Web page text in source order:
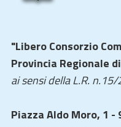
"Libero Consorzio
Provincia Regionale
ai sensi della L.R.
Piazza Aldo Moro, 1 -